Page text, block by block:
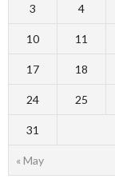
« May
3 4
10 11
17 18
24 25
31